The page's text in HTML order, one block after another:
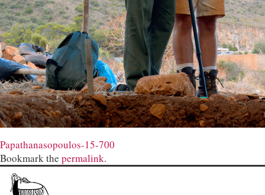
Papathanasopoulos-15-700
Bookmark the permalink.